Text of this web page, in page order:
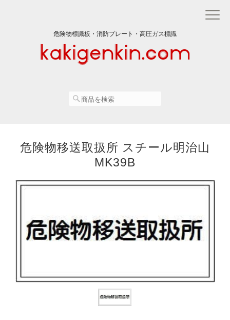
危険物標識板・消防プレート・高圧ガス標識
危険物移送取扱所 スチール明治山
MK39B